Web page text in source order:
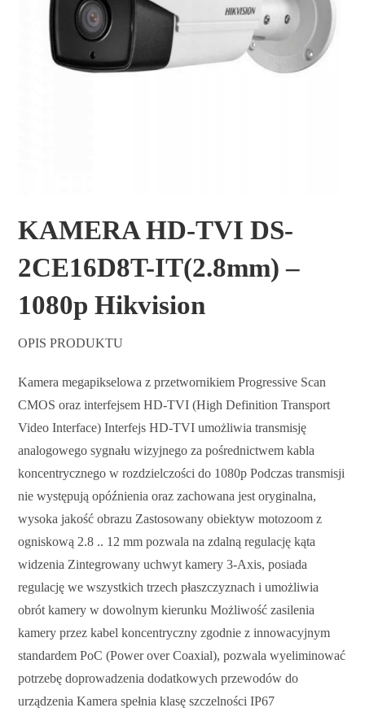
KAMERA HD-TVI DS-
2CE16D8T-IT(2.8mm) –
1080p Hikvision
OPIS PRODUKTU
Kamera megapikselowa z przetwornikiem Progressive Scan
CMOS oraz interfejsem HD-TVI (High Definition Transport
Video Interface) Interfejs HD-TVI umożliwia transmisję
analogowego sygnału wizyjnego za pośrednictwem kabla
koncentrycznego w rozdzielczości do 1080p Podczas transmisji
nie występują opóźnienia oraz zachowana jest oryginalna,
wysoka jakość obrazu Zastosowany obiektyw motozoom z
ogniskową 2.8 .. 12 mm pozwala na zdalną regulację kąta
widzenia Zintegrowany uchwyt kamery 3-Axis, posiada
regulację we wszystkich trzech płaszczyznach i umożliwia
obrót kamery w dowolnym kierunku Możliwość zasilenia
kamery przez kabel koncentryczny zgodnie z innowacyjnym
standardem PoC (Power over Coaxial), pozwala wyeliminować
potrzebę doprowadzenia dodatkowych przewodów do
urządzenia Kamera spełnia klasę szczelności IP67